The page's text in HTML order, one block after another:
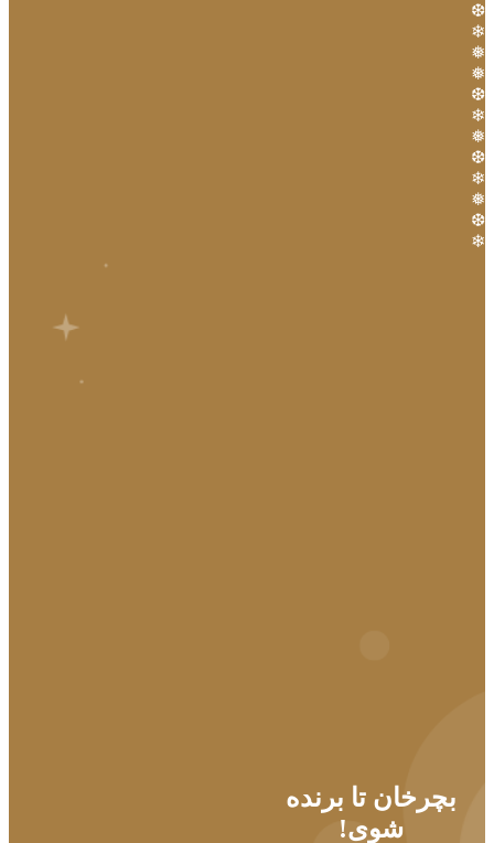
❆
❄
❅
❅
❆
❄
❅
❆
❄
❅
❆
❄
بچرخان تا برنده
شوی!